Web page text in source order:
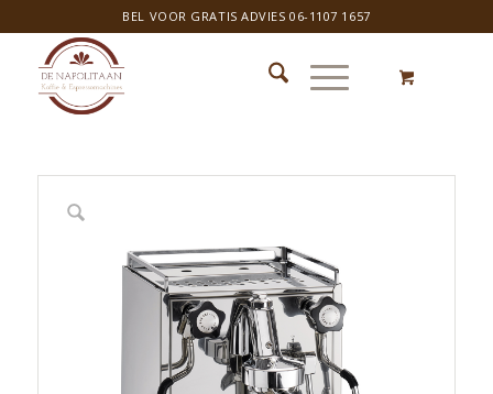
BEL VOOR GRATIS ADVIES 06-1107 1657